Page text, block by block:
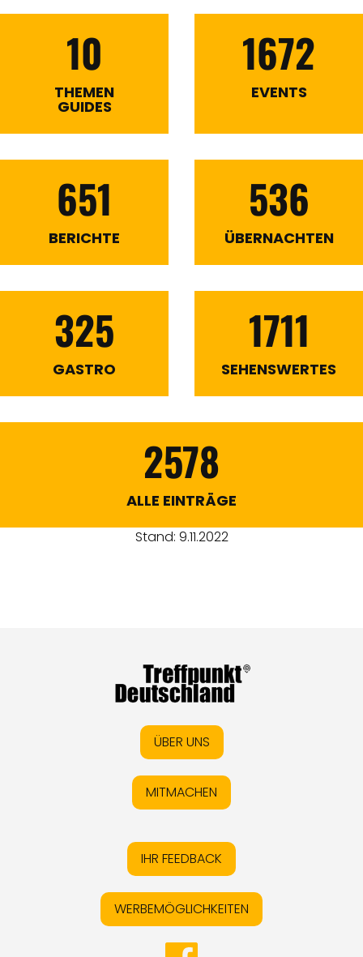
10
THEMEN
GUIDES
1672
EVENTS
651
BERICHTE
536
ÜBERNACHTEN
325
GASTRO
1711
SEHENSWERTES
2578
ALLE EINTRÄGE
Stand: 9.11.2022
ÜBER UNS
MITMACHEN
IHR FEEDBACK
WERBEMÖGLICHKEITEN